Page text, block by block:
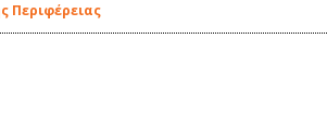
Περιφέρειας